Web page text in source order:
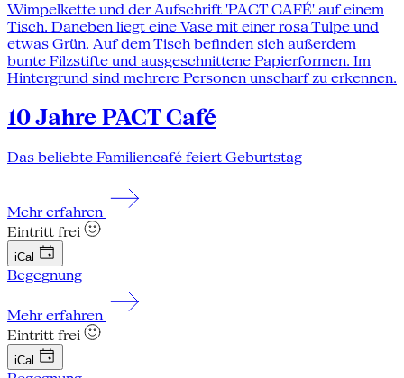
10 Jahre PACT Café
Das beliebte Familiencafé feiert Geburtstag
Mehr erfahren
Eintritt frei
iCal
Begegnung
Mehr erfahren
Eintritt frei
iCal